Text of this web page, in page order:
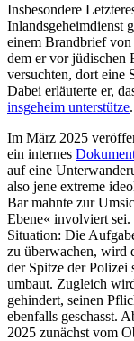
Insbesondere
Inlandsgeheimdienst
einem Brandbrief
dem er vor jüdischen
versuchten, dort eine
Dabei erläuterte er,
insgeheim unterstütze.
Im März 2025
ein internes
auf eine
also jene extreme
Bar mahnte zur
Ebene« involviert
Situa­tion: Die
zu überwachen, wird
der Spitze der Polizei
umbaut. Zu­gleich
gehindert, seinen
ebenfalls geschasst.
2025 zunächst vom